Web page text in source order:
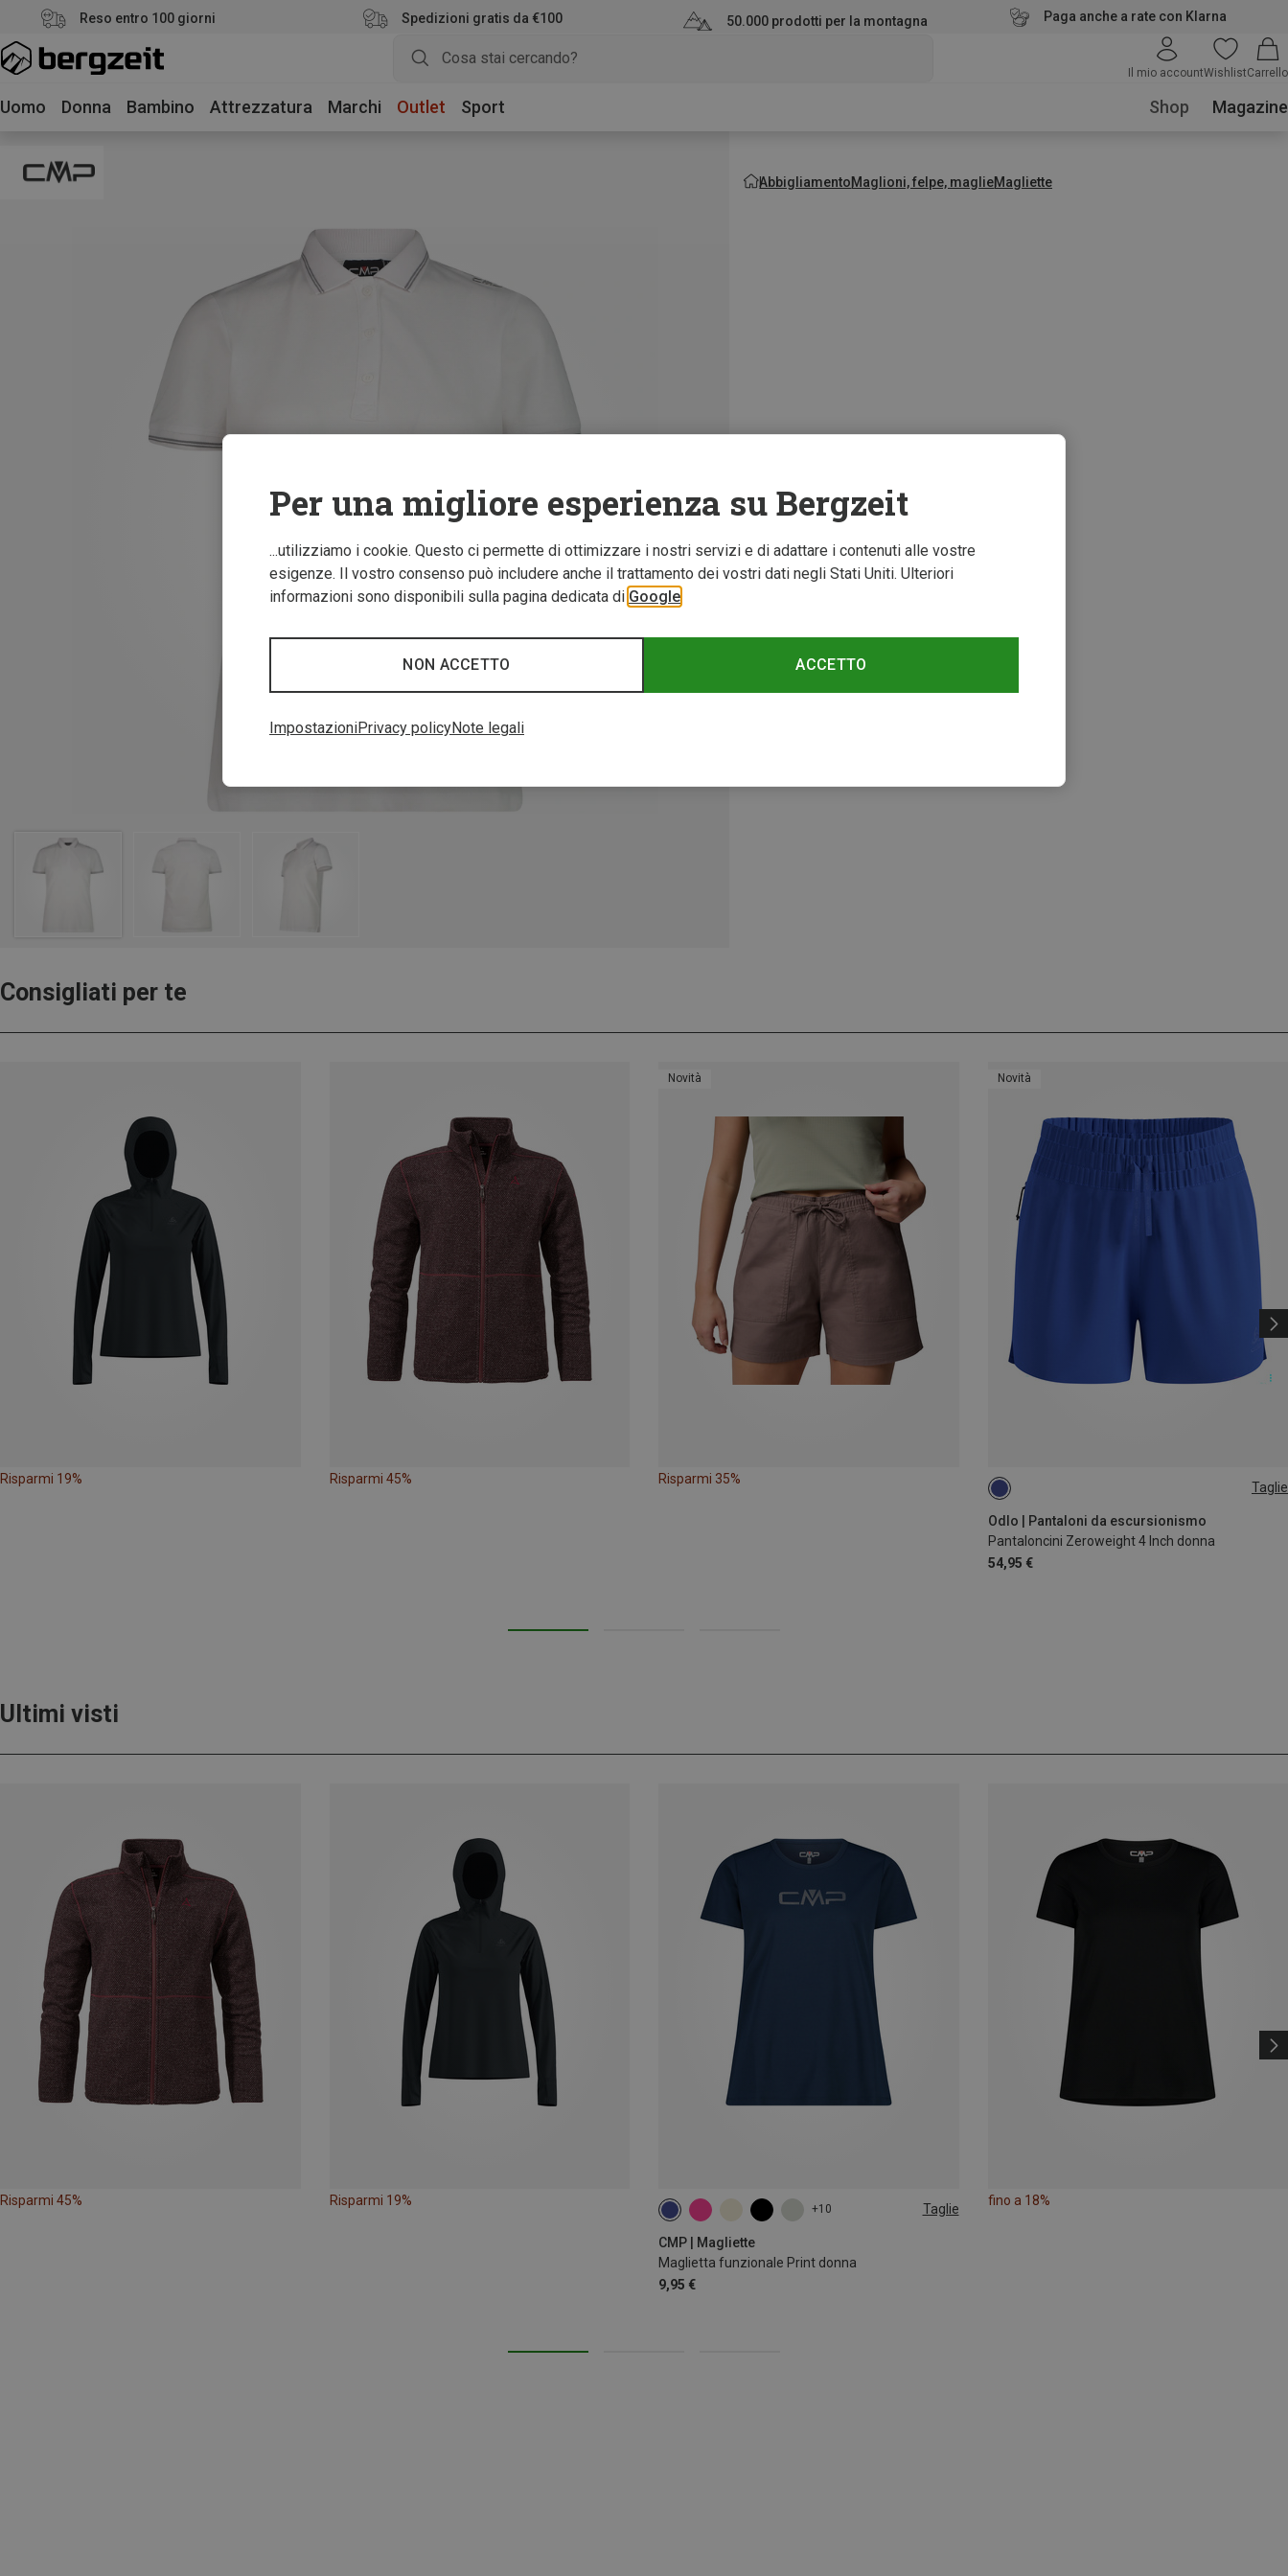
Reso entro 100 giorni Spedizioni gratis da €100 50.000 prodotti per la montagna Paga anche a rate con Klarna
Il mio accountWishlistCarrello
Uomo Donna Bambino Attrezzatura Marchi Outlet Sport Shop Magazine
AbbigliamentoMaglioni, felpe, maglieMagliette
Consigliati per te
Risparmi 19% Risparmi 45%
Novità
Risparmi 35%
Novità
Taglie
Odlo | Pantaloni da escursionismo
Pantaloncini Zeroweight 4 Inch donna
54,95 €
XS
Ultimi visti
Risparmi 45% Risparmi 19%
+10 Taglie
CMP | Magliette
Maglietta funzionale Print donna
9,95 €
XXS
fino a 18%
Per una migliore esperienza su Bergzeit
...utilizziamo i cookie. Questo ci permette di ottimizzare i nostri servizi e di adattare i contenuti alle vostre
esigenze. Il vostro consenso può includere anche il trattamento dei vostri dati negli Stati Uniti. Ulteriori
informazioni sono disponibili sulla pagina dedicata di Google
ACCETTO
NON ACCETTO
ImpostazioniPrivacy policyNote legali